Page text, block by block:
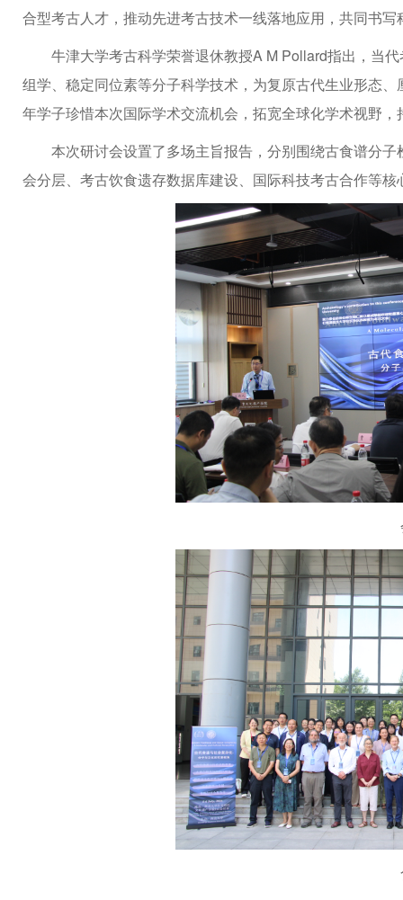
合型考古人才，推动先进考古技术一线落地应用，共同书
牛津大学考古科学荣誉退休教授A M Pollard指出，当
组学、稳定同位素等分子科学技术，为复原古代生业形态
年学子珍惜本次国际学术交流机会，拓宽全球化学术视野
本次研讨会设置了多场主旨报告，分别围绕古食谱分
会分层、考古饮食遗存数据库建设、国际科技考古合作等